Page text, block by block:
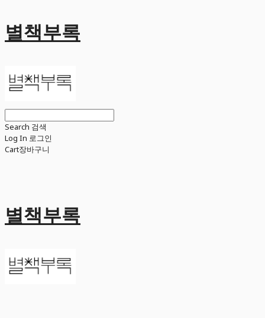
별책부록
Search 검색
Log In 로그인
Cart장바구니
별책부록